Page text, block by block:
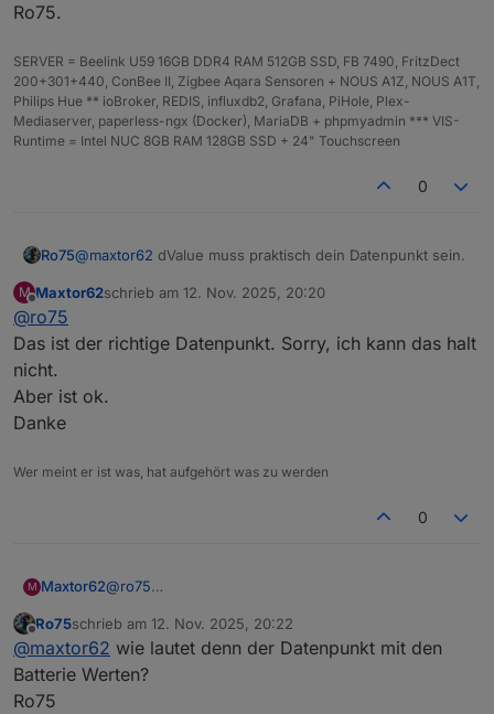
});
noch eingebaut.
Sorry, ich bin halt kein Coder.
Ro75.
SERVER = Beelink U59 16GB DDR4 RAM 512GB SSD, FB 7490, FritzDect
200+301+440, ConBee II, Zigbee Aqara Sensoren + NOUS A1Z, NOUS A1T,
Philips Hue ** ioBroker, REDIS, influxdb2, Grafana, PiHole, Plex-
Mediaserver, paperless-ngx (Docker), MariaDB + phpmyadmin *** VIS-
Runtime = Intel NUC 8GB RAM 128GB SSD + 24" Touchscreen
0
Ro75@maxtor62 dValue muss praktisch dein Datenpunkt sein.
Ro75.
M
Offline
Maxtor62schrieb am 12. Nov. 2025, 20:20
zuletzt editiert von
@ro75
Das ist der richtige Datenpunkt. Sorry, ich kann das halt
nicht.
Aber ist ok.
Danke
Wer meint er ist was, hat aufgehört was zu werden
0
M Maxtor62@ro75
halt nicht.
Aber ist ok.
Danke
Offline
Ro75schrieb am 12. Nov. 2025, 20:22
zuletzt editiert von
@maxtor62 wie lautet denn der Datenpunkt mit den
Batterie Werten?
Ro75